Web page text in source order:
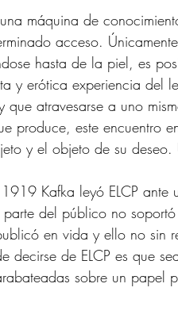
máquina de
acceso.
hasta de la piel, es
y erótica experiencia del
que atravesarse a uno
produce, este encuentro
y el objeto de su
Kafka leyó ELCP
del público no
en vida y ello no sin
decirse de ELCP es que
sobre un papel